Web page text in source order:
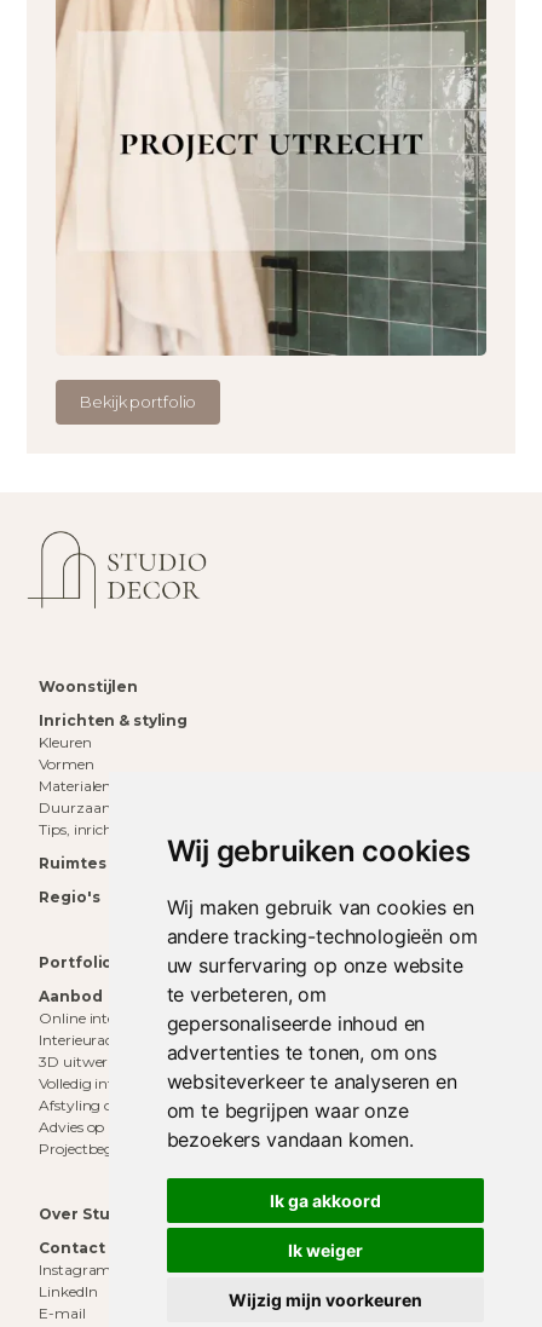
Wij gebruiken cookies
Wij maken gebruik van cookies en
andere tracking-technologieën om
uw surfervaring op onze website
te verbeteren, om
gepersonaliseerde inhoud en
advertenties te tonen, om ons
websiteverkeer te analyseren en
om te begrijpen waar onze
bezoekers vandaan komen.
Ik ga akkoord
Ik weiger
Wijzig mijn voorkeuren
Bekijk portfolio
Woonstijlen
Inrichten & styling
Kleuren
Vormen
Materialen
Duurzaam wonen
Tips, inrichting & inspiratie
Ruimtes
Regio's
Portfolio
Aanbod
Online interieuradvies
Interieuradvies aan huis
3D uitwerking
Volledig interieurontwerp
Afstyling op locatie
Advies op maat
Projectbegeleiding
Over Studio Decor
Contact
Instagram
LinkedIn
E-mail